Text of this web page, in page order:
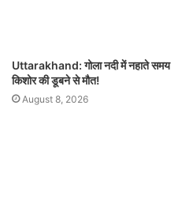
Uttarakhand: गोला नदी में नहाते समय
किशोर की डूबने से मौत!
August 8, 2026